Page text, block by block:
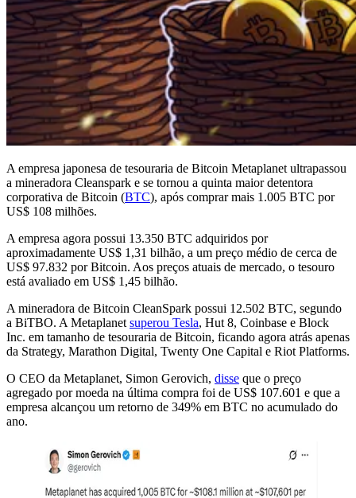
A empresa japonesa de tesouraria de Bitcoin Metaplanet ultrapassou
a mineradora Cleanspark e se tornou a quinta maior detentora
corporativa de Bitcoin (BTC), após comprar mais 1.005 BTC por
US$ 108 milhões.
A empresa agora possui 13.350 BTC adquiridos por
aproximadamente US$ 1,31 bilhão, a um preço médio de cerca de
US$ 97.832 por Bitcoin. Aos preços atuais de mercado, o tesouro
está avaliado em US$ 1,45 bilhão.
A mineradora de Bitcoin CleanSpark possui 12.502 BTC, segundo
a BiTBO. A Metaplanet superou Tesla, Hut 8, Coinbase e Block
Inc. em tamanho de tesouraria de Bitcoin, ficando agora atrás apenas
da Strategy, Marathon Digital, Twenty One Capital e Riot Platforms.
O CEO da Metaplanet, Simon Gerovich, disse que o preço
agregado por moeda na última compra foi de US$ 107.601 e que a
empresa alcançou um retorno de 349% em BTC no acumulado do
ano.